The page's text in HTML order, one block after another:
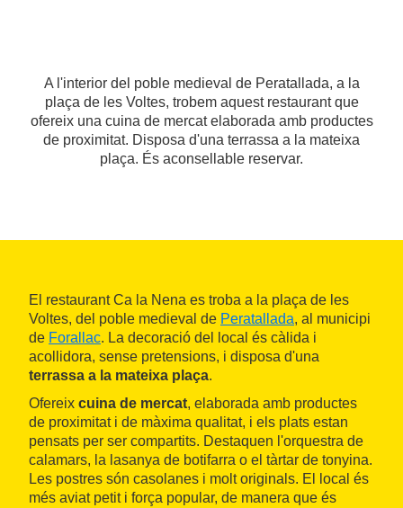
A l'interior del poble medieval de Peratallada, a la
plaça de les Voltes, trobem aquest restaurant que
ofereix una cuina de mercat elaborada amb productes
de proximitat. Disposa d'una terrassa a la mateixa
plaça. És aconsellable reservar.
El restaurant Ca la Nena es troba a la plaça de les
Voltes, del poble medieval de Peratallada, al municipi
de Forallac. La decoració del local és càlida i
acollidora, sense pretensions, i disposa d'una
terrassa a la mateixa plaça.
Ofereix cuina de mercat, elaborada amb productes
de proximitat i de màxima qualitat, i els plats estan
pensats per ser compartits. Destaquen l'orquestra de
calamars, la lasanya de botifarra o el tàrtar de tonyina.
Les postres són casolanes i molt originals. El local és
més aviat petit i força popular, de manera que és